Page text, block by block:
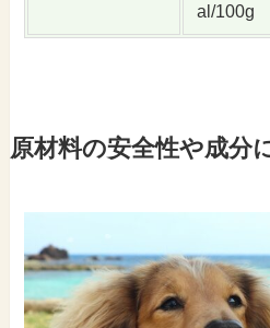
al/100g
原材料の安全性や成分